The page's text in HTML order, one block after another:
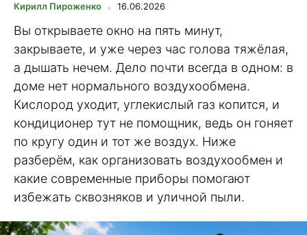
Кирилл Пироженко 16.06.2026
Вы открываете окно на пять минут,
закрываете, и уже через час голова тяжёлая,
а дышать нечем. Дело почти всегда в одном: в
доме нет нормального воздухообмена.
Кислород уходит, углекислый газ копится, и
кондиционер тут не помощник, ведь он гоняет
по кругу один и тот же воздух. Ниже
разберём, как организовать воздухообмен и
какие современные приборы помогают
избежать сквозняков и уличной пыли.